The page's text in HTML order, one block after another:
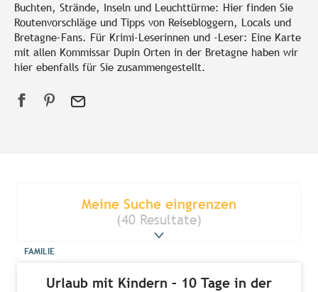
Buchten, Strände, Inseln und Leuchttürme: Hier finden Sie
Routenvorschläge und Tipps von Reisebloggern, Locals und
Bretagne-Fans. Für Krimi-Leserinnen und -Leser: Eine Karte
mit allen Kommissar Dupin Orten in der Bretagne haben wir
hier ebenfalls für Sie zusammengestellt.
Meine Suche eingrenzen
(40 Resultate)
FAMILIE
Urlaub mit Kindern – 10 Tage in der